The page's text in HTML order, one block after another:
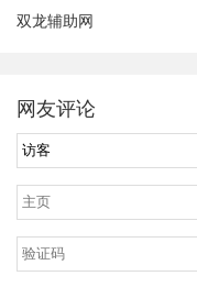
双龙辅助网
网友评论